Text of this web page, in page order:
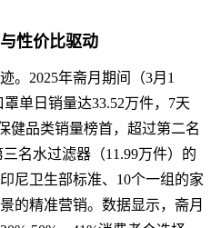
性价比驱动
。2025年斋月期间（3月1
单日销量达33.52万件，7天
健品类销量榜首，超过第二名
名水过滤器（11.99万件）的
尼卫生部标准、10个一组的家
的精准营销。数据显示，斋月